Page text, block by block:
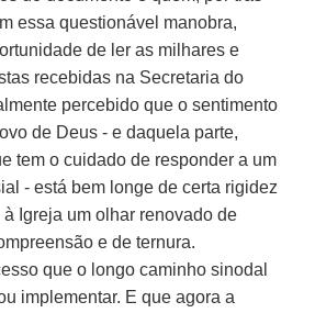
essa questionável manobra,
de ler as milhares e
recebidas na Secretaria do
percebido que o sentimento
de Deus - e daquela parte,
tem o cuidado de responder a um
- está bem longe de certa rigidez
Igreja um olhar renovado de
e de ternura.
que o longo caminho sinodal
implementar. E que agora a